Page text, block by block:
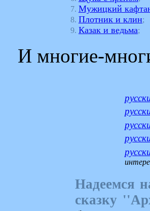
7. Мужицкий
8. Плотник и клин;
9. Казак и ведьма;
И многие-
Надеемся
сказку